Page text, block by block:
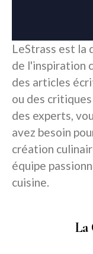
LeStrass est la
de l'inspiration
des articles
ou des
des experts,
avez besoin
création
équipe
cuisine.
La